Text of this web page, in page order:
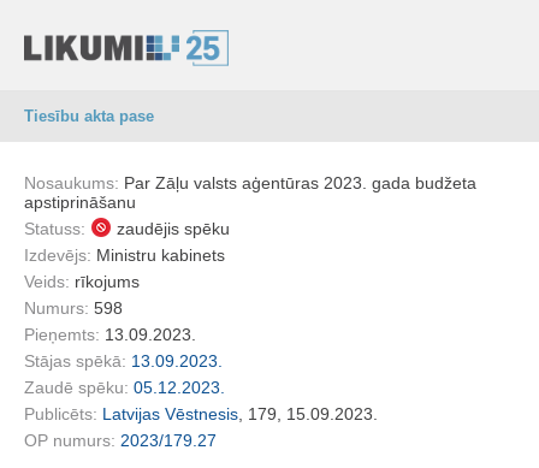
Tiesību akta pase
Nosaukums: Par Zāļu valsts aģentūras 2023. gada budžeta
apstiprināšanu
Statuss:
zaudējis spēku
Izdevējs: Ministru kabinets
Veids: rīkojums
Numurs: 598
Pieņemts: 13.09.2023.
Stājas spēkā: 13.09.2023.
Zaudē spēku: 05.12.2023.
Publicēts: Latvijas Vēstnesis , 179, 15.09.2023.
OP numurs: 2023/179.27